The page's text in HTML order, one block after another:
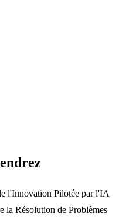
l'Innovation Pilotée par l'IA
la Résolution de Problèmes